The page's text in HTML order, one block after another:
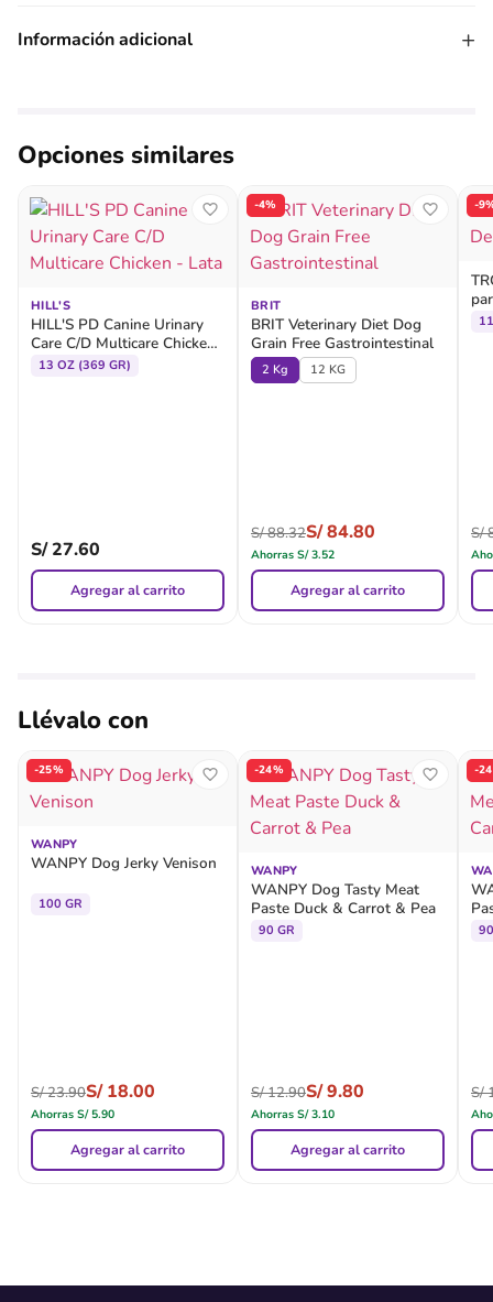
Información adicional +
Opciones similares
HILL'S
HILL'S PD Canine Urinary
Care C/D Multicare Chicken
- Lata
13 OZ (369 GR)
S/27.60
Agregar al carrito
-4%
BRIT
BRIT Veterinary Diet Dog
Grain Free Gastrointestinal
2 Kg 12 KG
S/88.32S/84.80
Ahorras S/3.52
Agregar al carrito
-
S/
Llévalo con
-25%
WANPY
WANPY Dog Jerky Venison
100 GR
S/23.90S/18.00
Ahorras S/5.90
Agregar al carrito
-24%
WANPY
WANPY Dog Tasty Meat
Paste Duck & Carrot & Pea
90 GR
S/12.90S/9.80
Ahorras S/3.10
Agregar al carrito
-
S/